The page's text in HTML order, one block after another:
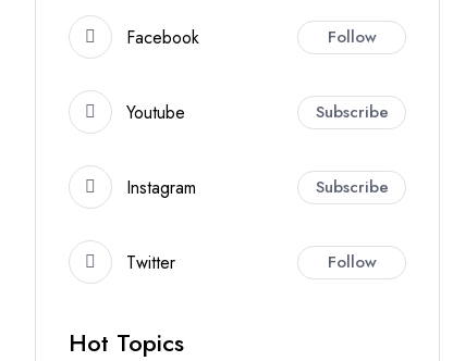
Facebook Follow
Youtube Subscribe
Instagram Subscribe
Twitter Follow
Hot Topics